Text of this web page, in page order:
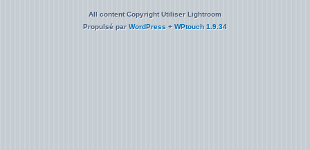
All content Copyright Utiliser Lightroom
Propulsé parWordPress + WPtouch 1.9.34